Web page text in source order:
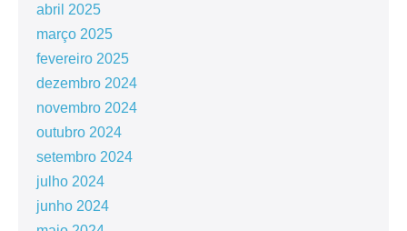
abril 2025
março 2025
fevereiro 2025
dezembro 2024
novembro 2024
outubro 2024
setembro 2024
julho 2024
junho 2024